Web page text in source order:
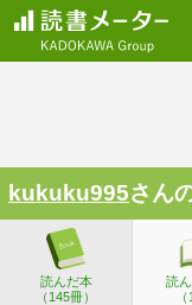
kukuku995さん
読んだ本
（145冊）
読